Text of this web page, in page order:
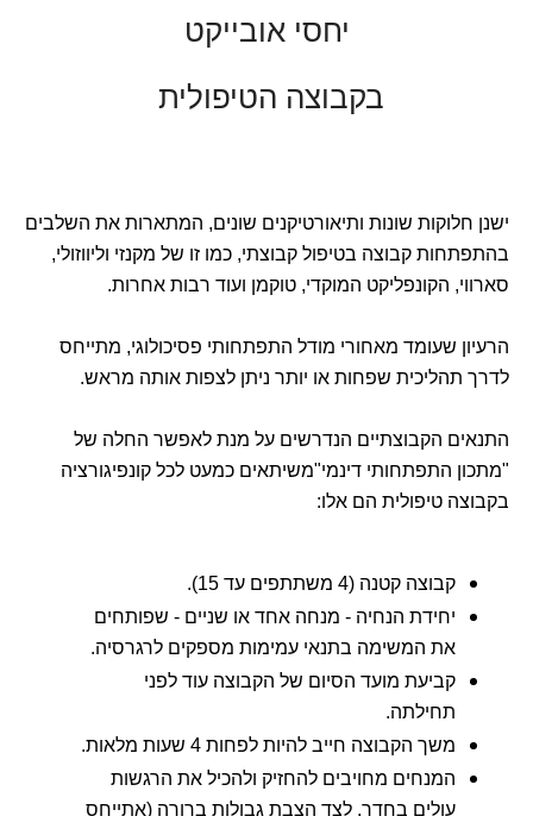
יחסי אובייקט
בקבוצה הטיפולית
ישנן חלוקות שונות ותיאורטיקנים שונים, המתארות את השלבים
בהתפתחות קבוצה בטיפול קבוצתי, כמו זו של מקנזי וליווזולי,
סארווי, הקונפליקט המוקדי, טוקמן ועוד רבות אחרות.
הרעיון שעומד מאחורי מודל התפתחותי פסיכולוגי, מתייחס
לדרך תהליכית שפחות או יותר ניתן לצפות אותה מראש.
התנאים הקבוצתיים הנדרשים על מנת לאפשר החלה של
"מתכון התפתחותי דינמי"משיתאים כמעט לכל קונפיגורציה
בקבוצה טיפולית הם אלו:
קבוצה קטנה (4 משתתפים עד 15).
יחידת הנחיה - מנחה אחד או שניים - שפותחים
את המשימה בתנאי עמימות מספקים לרגרסיה.
קביעת מועד הסיום של הקבוצה עוד לפני
תחילתה.
משך הקבוצה חייב להיות לפחות 4 שעות מלאות.
המנחים מחויבים להחזיק ולהכיל את הרגשות
עולים בחדר, לצד הצבת גבולות ברורה (אתייחס